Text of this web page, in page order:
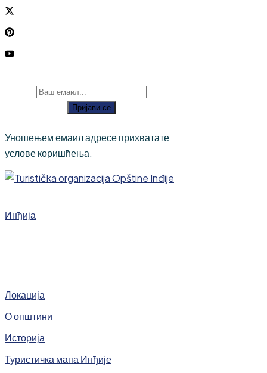
Пријави се
Уношењем емаил адресе прихватате
услове коришћења.
Инђија
Локација
О општини
Историја
Туристичка мапа Инђије